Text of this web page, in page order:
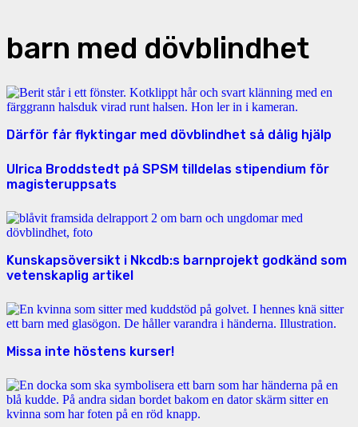
barn med dövblindhet
Därför får flyktingar med dövblindhet så dålig hjälp
Ulrica Broddstedt på SPSM tilldelas stipendium för
magisteruppsats
Kunskapsöversikt i Nkcdb:s barnprojekt godkänd som
vetenskaplig artikel
Missa inte höstens kurser!